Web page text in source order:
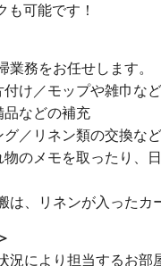
可能です！
業務をお任せします。
け／モップや雑巾な
品などの補充
／リネン類の交換など
のメモを取ったり、
、リネンが入ったカ
況により担当するお部